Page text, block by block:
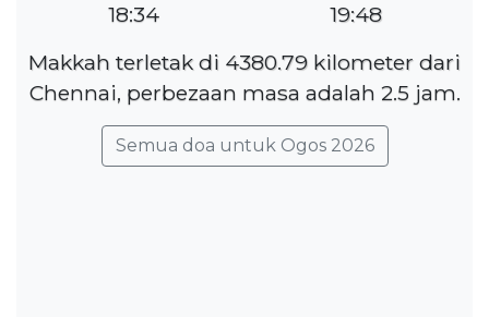
18:34
19:48
Makkah terletak di 4380.79 kilometer dari
Chennai, perbezaan masa adalah 2.5 jam.
Semua doa untuk Ogos 2026